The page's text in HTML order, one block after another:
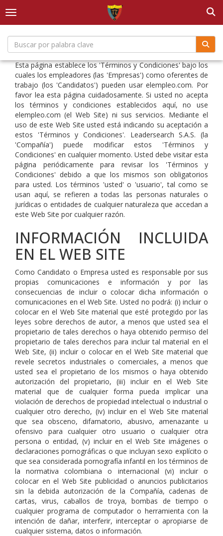
Toggle navigation
Esta página establece los 'Términos y Condiciones' bajo los
cuales los empleadores (las 'Empresas') como oferentes de
trabajo (los 'Candidatos') pueden usar elempleo.com. Por
favor lea esta página cuidadosamente. Si usted no acepta
los términos y condiciones establecidos aquí, no use
elempleo.com (el Web Site) ni sus servicios. Mediante el
uso de este Web Site usted está indicando su aceptación a
estos 'Términos y Condiciones'. Leadersearch S.A.S. (la
'Compañía') puede modificar estos 'Términos y
Condiciones' en cualquier momento. Usted debe visitar esta
página periódicamente para revisar los 'Términos y
Condiciones' debido a que los mismos son obligatorios
para usted. Los términos 'usted' o 'usuario', tal como se
usan aquí, se refieren a todas las personas naturales o
jurídicas o entidades de cualquier naturaleza que accedan a
este Web Site por cualquier razón.
INFORMACIÓN INCLUIDA
EN EL WEB SITE
Como Candidato o Empresa usted es responsable por sus
propias comunicaciones e información y por las
consecuencias de incluir o colocar dicha información o
comunicaciones en el Web Site. Usted no podrá: (i) incluir o
colocar en el Web Site material que esté protegido por las
leyes sobre derechos de autor, a menos que usted sea el
propietario de tales derechos o haya obtenido permiso del
propietario de tales derechos para incluir tal material en el
Web Site, (ii) incluir o colocar en el Web Site material que
revele secretos industriales o comerciales, a menos que
usted sea el propietario de los mismos o haya obtenido
autorización del propietario, (iii) incluir en el Web Site
material que de cualquier forma pueda implicar una
violación de derechos de propiedad intelectual o industrial o
cualquier otro derecho, (iv) incluir en el Web Site material
que sea obsceno, difamatorio, abusivo, amenazante u
ofensivo para cualquier otro usuario o cualquier otra
persona o entidad, (v) incluir en el Web Site imágenes o
declaraciones pornográficas o que incluyan sexo explícito o
que sea considerada pornografía infantil en los términos de
la normativa colombiana o internacional (vi) incluir o
colocar en el Web Site publicidad o anuncios publicitarios
sin la debida autorización de la Compañía, cadenas de
cartas, virus, caballos de troya, bombas de tiempo o
cualquier programa de computador o herramienta con la
intención de dañar, interferir, interceptar o apropiarse de
cualquier sistema, datos o información.